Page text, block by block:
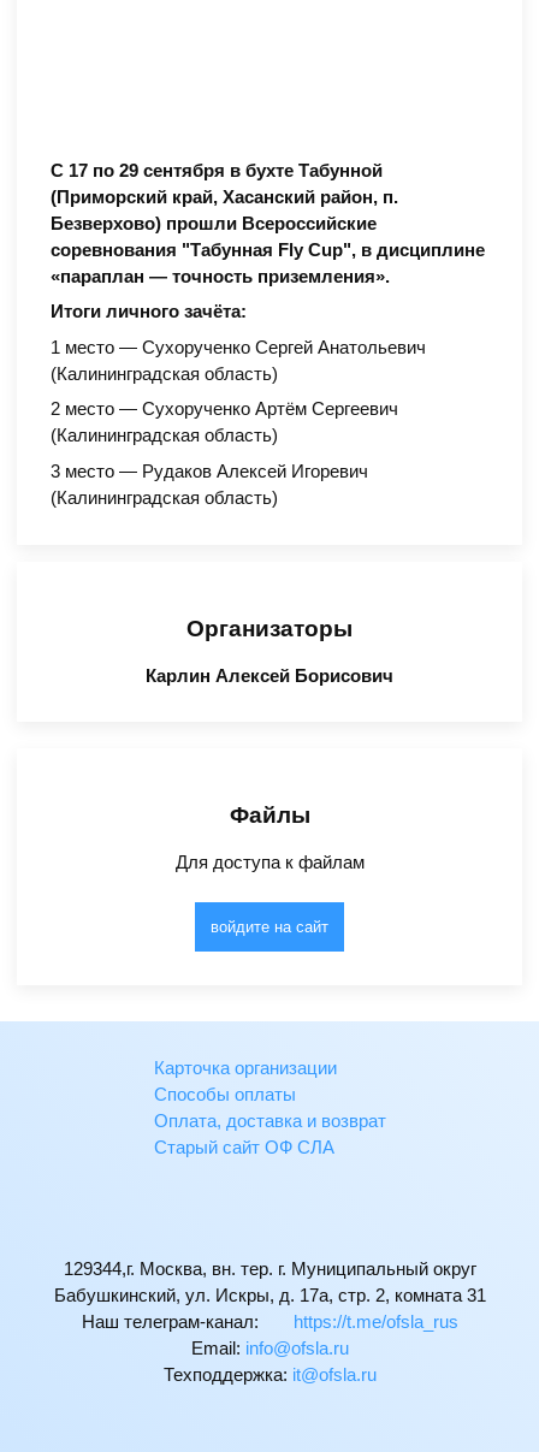
С 17 по 29 сентября в бухте Табунной
(Приморский край, Хасанский район, п.
Безверхово) прошли Всероссийские
соревнования "Табунная Fly Cup", в дисциплине
«параплан — точность приземления».
Итоги личного зачёта:
1 место — Сухорученко Сергей Анатольевич
(Калининградская область)
2 место — Сухорученко Артём Сергеевич
(Калининградская область)
3 место — Рудаков Алексей Игоревич
(Калининградская область)
Организаторы
Карлин Алексей Борисович
Файлы
Для доступа к файлам
войдите на сайт
Карточка организации
Способы оплаты
Оплата, доставка и возврат
Старый сайт ОФ СЛА
129344,г. Москва, вн. тер. г. Муниципальный округ
Бабушкинский, ул. Искры, д. 17а, стр. 2, комната 31
Наш телеграм-канал:
https://t.me/ofsla_rus
Email: ur.alsfo@ofni
Техподдержка: ur.alsfo@ti